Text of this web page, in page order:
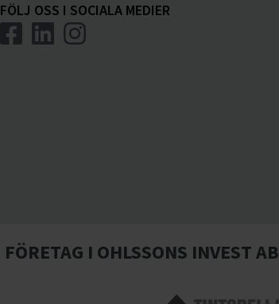
FÖLJ OSS I SOCIALA MEDIER
FÖRETAG I OHLSSONS INVEST AB